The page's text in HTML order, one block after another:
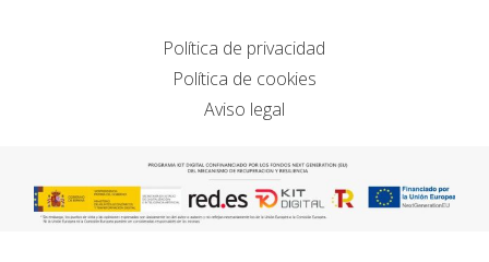
Política de privacidad
Política de cookies
Aviso legal